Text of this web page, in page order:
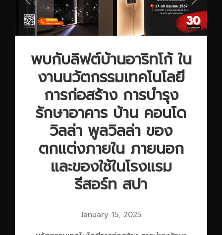
พบกับลิฟต์บ้านอาริทโก้ ใน
งานนวัตกรรมเทคโนโลยี
การก่อสร้าง การบำรุง
รักษาอาคาร บ้าน คอนโด
วิลล่า พูลวิลล่า ของ
ตกแต่งภายใน ภายนอก
และของใช้ในโรงแรม
รีสอร์ท สปา
January 15, 2025